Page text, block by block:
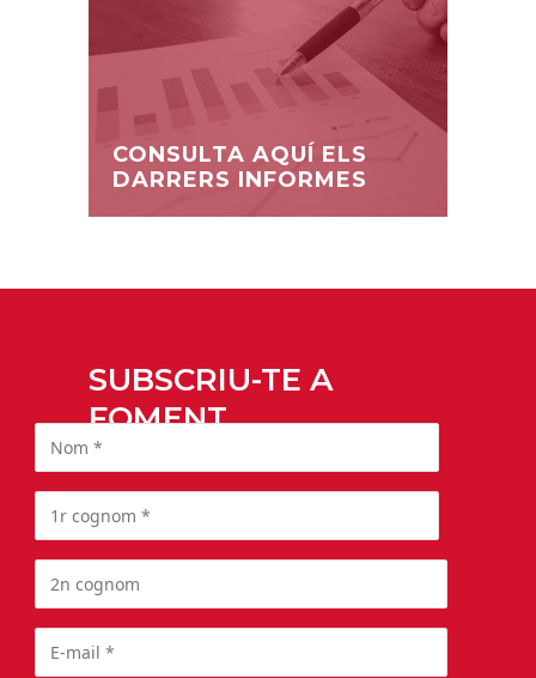
CONSULTA AQUÍ ELS
DARRERS INFORMES
SUBSCRIU-TE A
FOMENT